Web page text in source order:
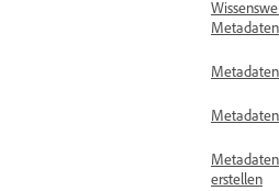
Metadaten
erstellen